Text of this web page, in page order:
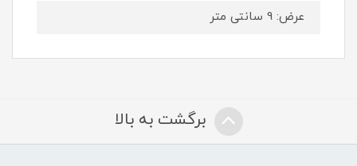
عرض: 9 سانتی متر
برگشت به بالا